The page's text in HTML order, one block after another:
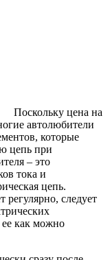
Поскольку цена на
автолюбители
которые
цепь при
– это
тока и
цепь.
регулярно, следует
как можно